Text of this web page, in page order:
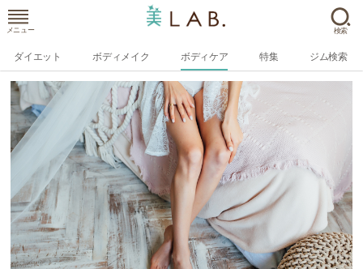
メニュー 検索
ダイエット ボディメイク ボディケア 特集 ジム検索